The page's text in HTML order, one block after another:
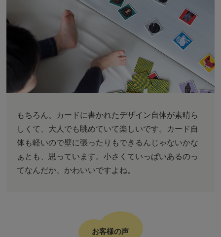
もちろん、カードに書かれたデザイン自体が素晴ら
しくて、大人でも眺めていて楽しいです。カード自
体も軽いので壁に張ったりもできるんじゃないかな
ぁとも、思っています。小さくていっぱいあるのっ
てなんだか、かわいいですよね。
お客様の声